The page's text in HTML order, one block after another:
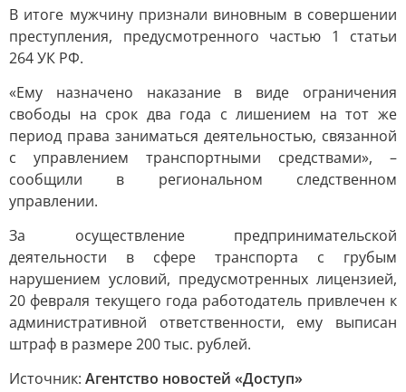
В итоге мужчину признали виновным в совершении
преступления, предусмотренного частью 1 статьи
264 УК РФ.
«Ему назначено наказание в виде ограничения
свободы на срок два года с лишением на тот же
период права заниматься деятельностью, связанной
с управлением транспортными средствами», –
сообщили в региональном следственном
управлении.
За осуществление предпринимательской
деятельности в сфере транспорта с грубым
нарушением условий, предусмотренных лицензией,
20 февраля текущего года работодатель привлечен к
административной ответственности, ему выписан
штраф в размере 200 тыс. рублей.
Источник: Агентство новостей «Доступ»